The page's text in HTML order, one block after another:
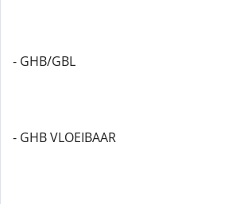
- GHB/GBL
- GHB VLOEIBAAR